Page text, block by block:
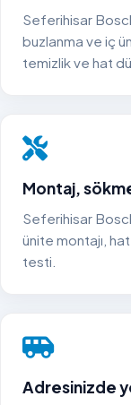
Seferihisar
buzlanma ve iç
temizlik ve hat
Montaj,
Seferihisar
ünite montajı,
testi.
Adresinizde